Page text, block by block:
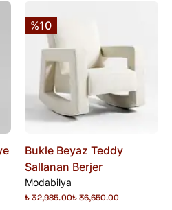
%10
Bukle Beyaz Teddy
Sallanan Berjer
Modabilya
₺ 32,985.00₺ 36,650.00